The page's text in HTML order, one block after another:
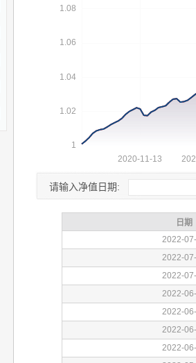
请输入净值日期: